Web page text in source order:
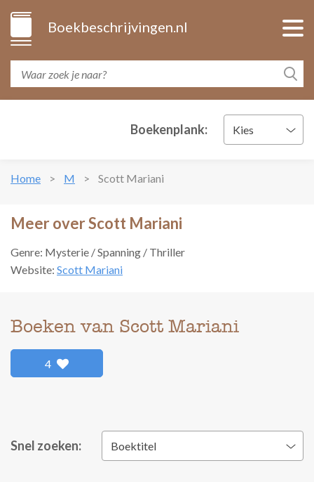
Boekbeschrijvingen.nl
Boekenplank: Kies
Home M Scott Mariani
Meer over Scott Mariani
Genre: Mysterie / Spanning / Thriller
Website: Scott Mariani
Boeken van Scott Mariani
4
Snel zoeken: Boektitel